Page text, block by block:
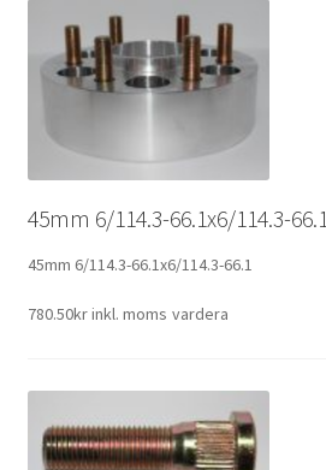
45mm 6/114.3-66.1x6/114.3-66.1
45mm 6/114.3-66.1x6/114.3-66.1
780.50krinkl. moms vardera